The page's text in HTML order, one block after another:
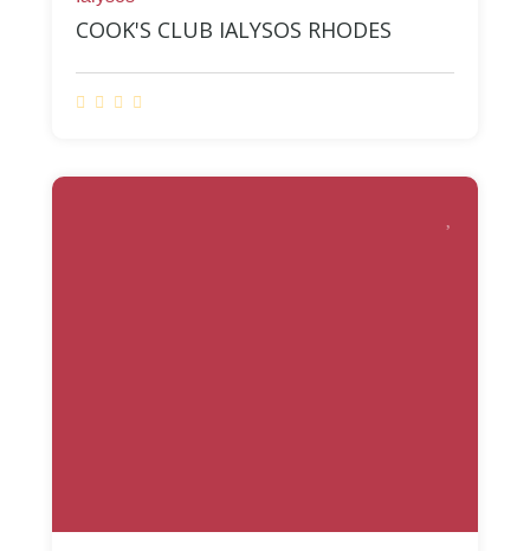
COOK'S CLUB IALYSOS RHODES